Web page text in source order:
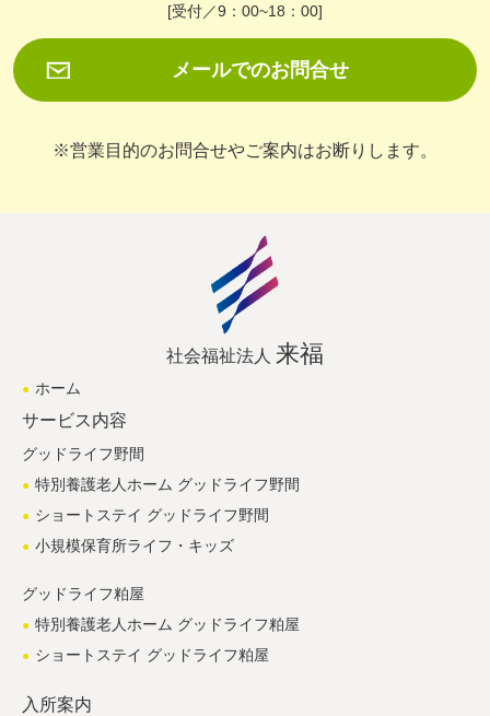
[受付／9：00~18：00]
メールでのお問合せ
※営業目的のお問合せやご案内はお断りします。
社会福祉法人 来福
ホーム
サービス内容
グッドライフ野間
特別養護老人ホーム グッドライフ野間
ショートステイ グッドライフ野間
小規模保育所ライフ・キッズ
グッドライフ粕屋
特別養護老人ホーム グッドライフ粕屋
ショートステイ グッドライフ粕屋
入所案内